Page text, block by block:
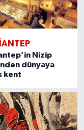
Nizip
dünyaya
kent